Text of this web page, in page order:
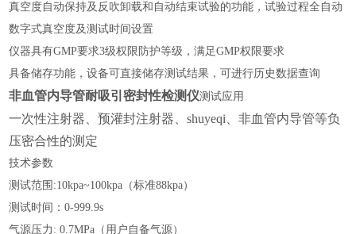
真空度自动保持及反吹卸载和自动结束试验的功能，试验过程全自动
数字式真空度及测试时间设置
仪器具有GMP要求3级权限防护等级，满足GMP权限要求
具备储存功能，设备可直接储存测试结果，可进行历史数据查询
非血管内导管耐吸引密封性检测仪测试应用
一次性注射器、预灌封注射器、shuyeqi、非血管内导管等负
压密合性的测定
技术参数
测试范围 :10kpa~100kpa（标准88kpa）
测试时间：0-999.9s
气源压力 : 0.7MPa（用户自备气源）